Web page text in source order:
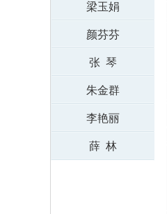
梁玉娟
颜芬芬
张 琴
朱金群
李艳丽
薛 林